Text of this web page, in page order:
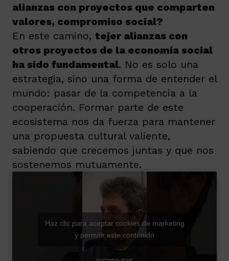
alianzas con proyectos que comparten
valores, compromiso social?
En este camino, tejer alianzas con
otros proyectos de la economía social
ha sido fundamental. No es solo una
estrategia, sino una forma de entender el
mundo: pasar de la competencia a la
cooperación. Formar parte de este
ecosistema nos da fuerza para mantener
una propuesta cultural valiente,
sabiendo que crecemos juntas y que nos
sostenemos mutuamente.
Haz clic para aceptar cookies de marketing
y permitir este contenido